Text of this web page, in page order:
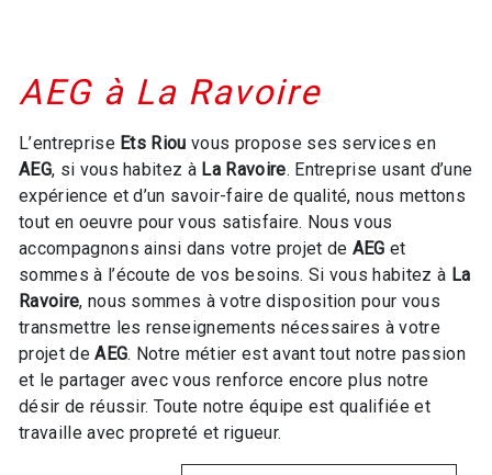
AEG à La Ravoire
L’entreprise Ets Riou vous propose ses services en
AEG, si vous habitez à La Ravoire. Entreprise usant d’une
expérience et d’un savoir-faire de qualité, nous mettons
tout en oeuvre pour vous satisfaire. Nous vous
accompagnons ainsi dans votre projet de AEG et
sommes à l’écoute de vos besoins. Si vous habitez à La
Ravoire, nous sommes à votre disposition pour vous
transmettre les renseignements nécessaires à votre
projet deAEG. Notre métier est avant tout notre passion
et le partager avec vous renforce encore plus notre
désir de réussir. Toute notre équipe est qualifiée et
travaille avec propreté et rigueur.